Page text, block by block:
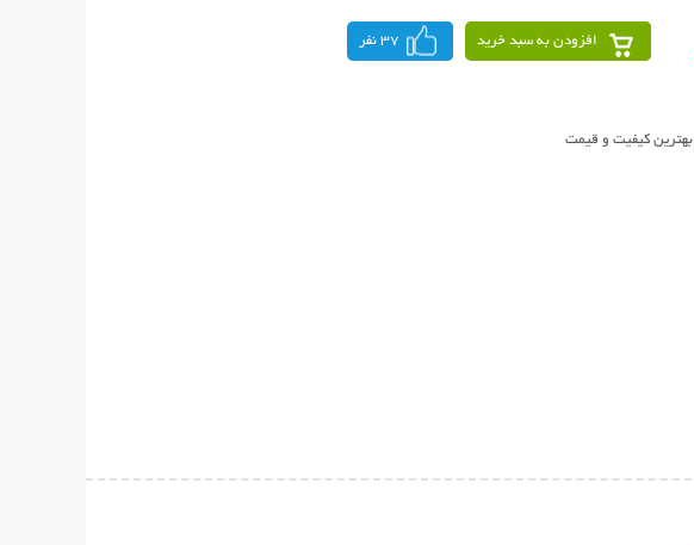
افزودن به سبد خرید 37 نفر
بهترین کیفیت و قیمت